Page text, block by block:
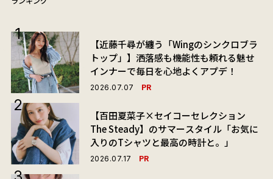
【近藤千尋が纏う「Wingのシンクロブラ
トップ」】洒落感も機能性も頼れる魅せ
インナーで毎日を心地よくアプデ！
2026.07.07 PR
【百田夏菜子×セイコーセレクション
The Steady】のサマースタイル「お気に
入りのTシャツと最高の時計と。」
2026.07.17 PR